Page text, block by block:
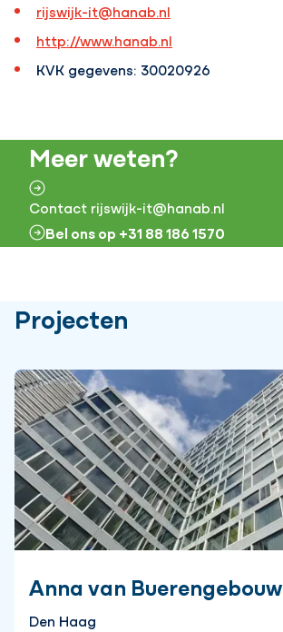
rijswijk-it@hanab.nl
http://www.hanab.nl
KVK gegevens: 30020926
Meer weten?
Contact rijswijk-it@hanab.nl
Bel ons op +31 88 186 1570
Projecten
Anna van Buerengebouw
Den Haag